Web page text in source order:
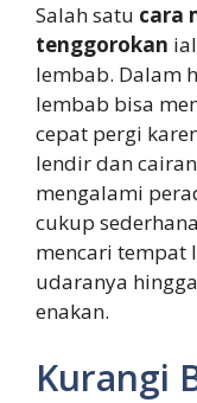
Salah satu cara
tenggorokan
lembab. Dalam
lembab bisa
cepat pergi
lendir dan
mengalami
cukup
mencari tempat
udaranya
enakan.
Kurangi